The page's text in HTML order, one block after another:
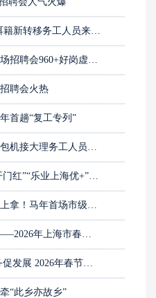
沪滇连心•深夜护航，18名普洱籍新转移务工人员来沪就业
家门口的好工作来了！青浦这场招聘会960+好岗虚位以待
聘会火热
首趟“复工专列”
跨越2600公里！奉贤连续四年包机接大理务工人员返岗
千企万岗“闹元宵”助力马年“开门红”“乐业上海优+”——2026年上海市春季促进就业专项行动暨高校毕业生择业对接会今日举行
春风送暖迎元宵，红包封面马上拿！马年首场市级大型招聘活动正在进行中，速来！
新春开门红！“乐业上海优+”——2026年上海市春季促进就业专项行动暨高校毕业生择业对接会即将开启！
点对点护航就业路 心贴心服务促发展 2026年春节后来沪务工劳动者“点对点”返岗活动全面启动
“此乡亦故乡”